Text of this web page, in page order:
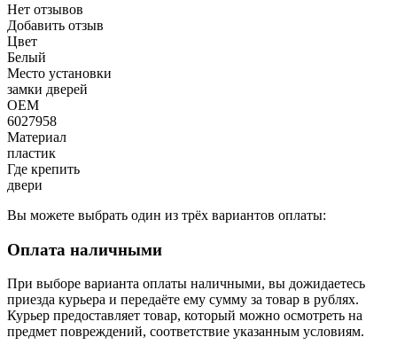
Нет отзывов
Добавить отзыв
Цвет
Белый
Место установки
замки дверей
OEM
6027958
Материал
пластик
Где крепить
двери
Вы можете выбрать один из трёх вариантов оплаты:
Оплата наличными
При выборе варианта оплаты наличными, вы дожидаетесь
приезда курьера и передаёте ему сумму за товар в рублях.
Курьер предоставляет товар, который можно осмотреть на
предмет повреждений, соответствие указанным условиям.